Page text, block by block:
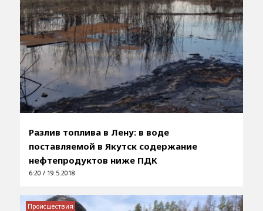
Разлив топлива в Лену: в воде
поставляемой в Якутск содержание
нефтепродуктов ниже ПДК
6:20 / 19.5.2018
Происшествия